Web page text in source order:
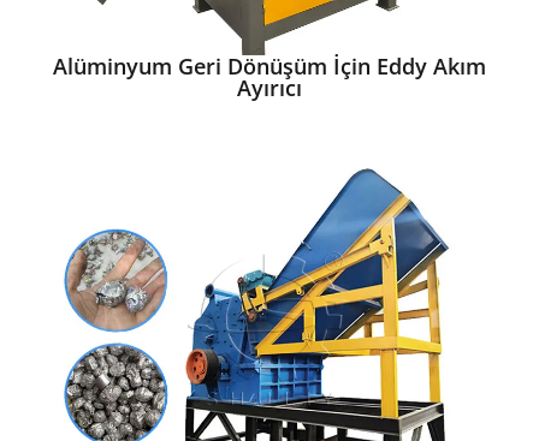
Alüminyum Geri Dönüşüm İçin Eddy Akım
Ayırıcı